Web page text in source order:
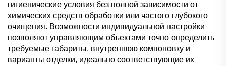
гигиенические условия без полной зависимости от
химических средств обработки или частого глубокого
очищения. Возможности индивидуальной настройки
позволяют управляющим объектами точно определить
требуемые габариты, внутреннюю компоновку и
варианты отделки, идеально соответствующие их